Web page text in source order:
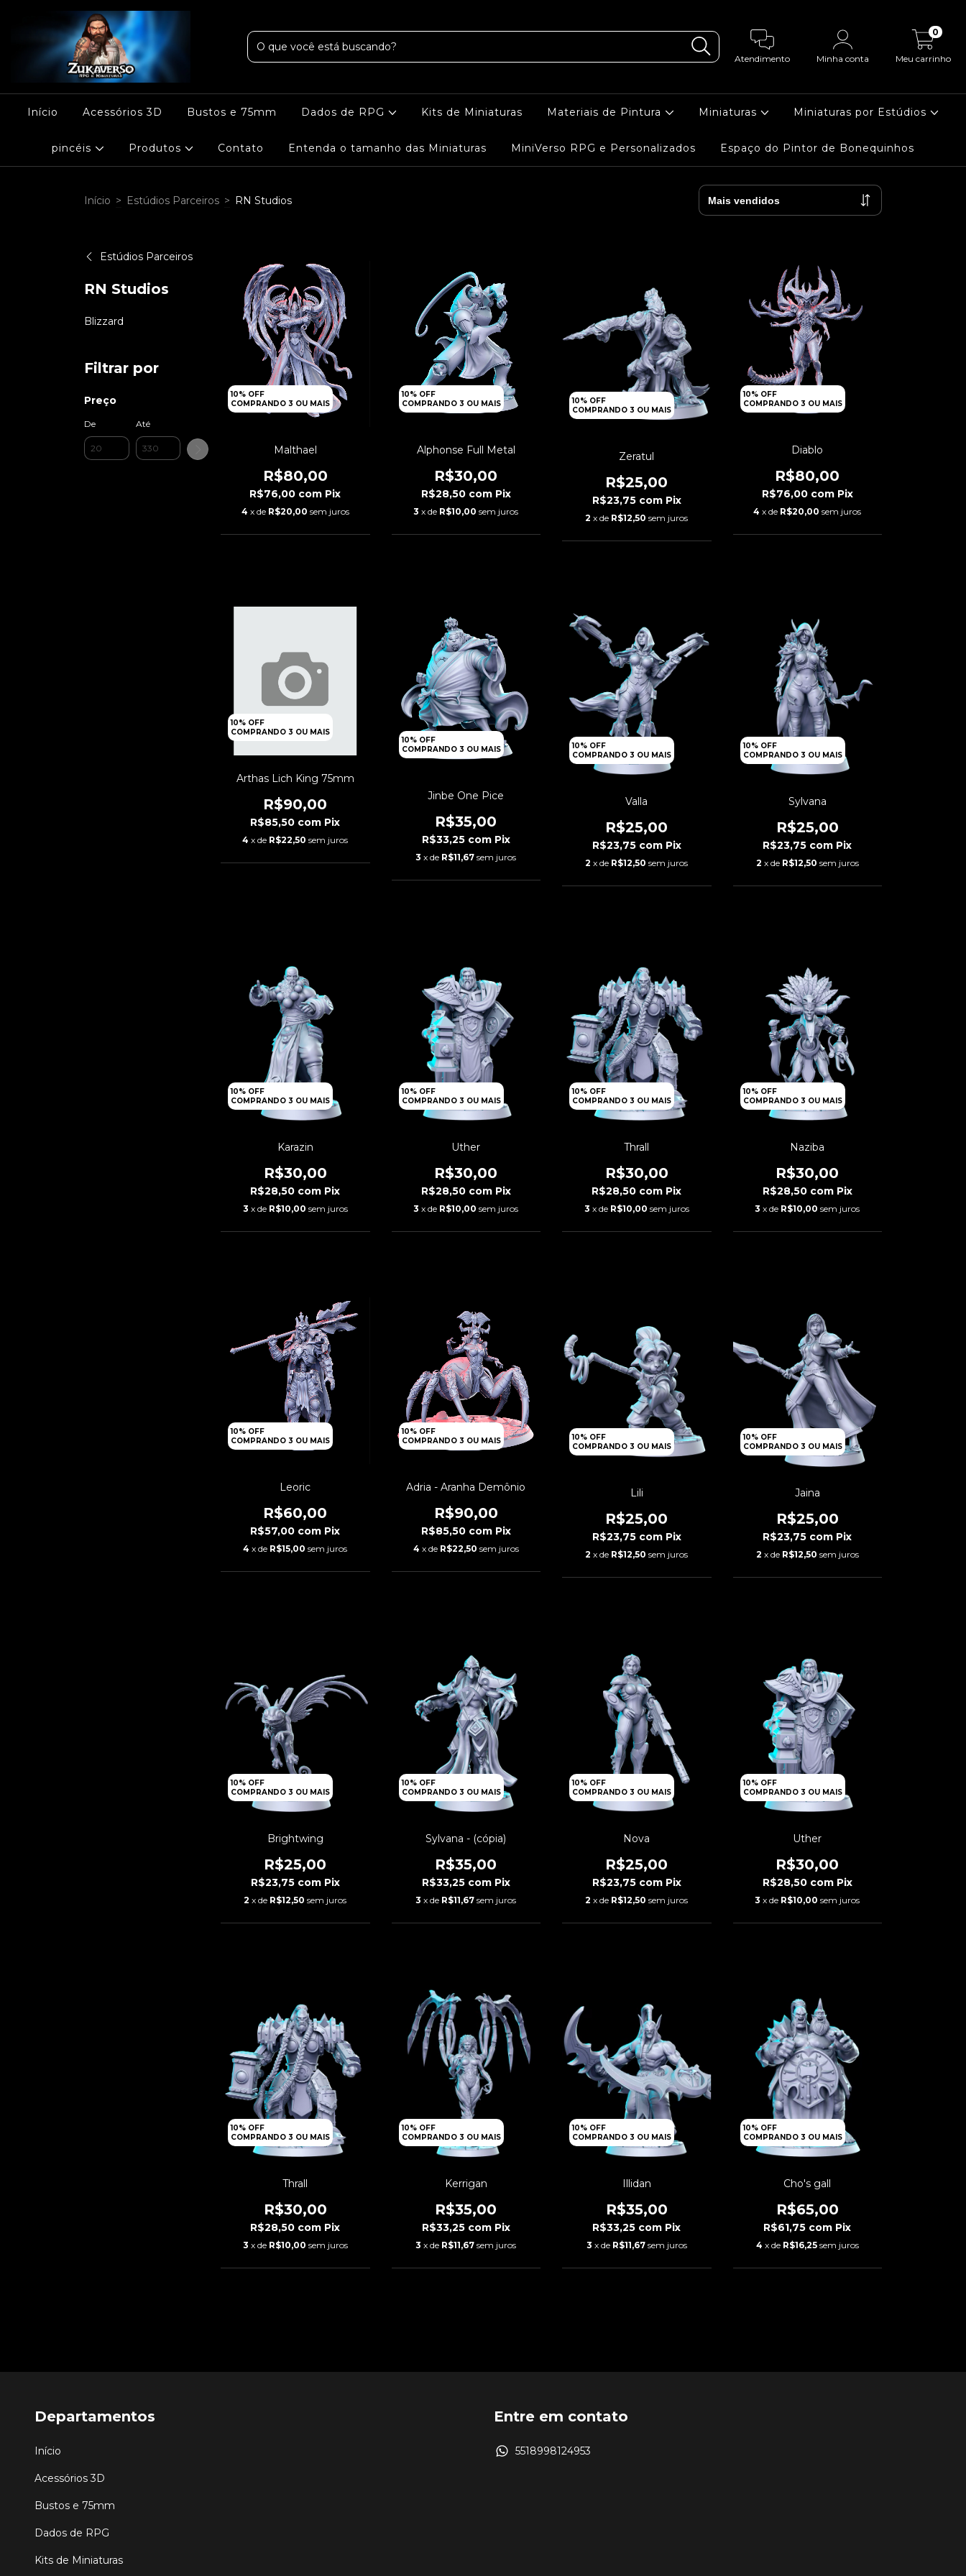
Atendimento Minha conta Meu carrinho
0
Início Acessórios 3D Bustos e 75mm Dados de RPG Kits de Miniaturas Materiais de Pintura Miniaturas Miniaturas por Estúdios
pincéis Produtos Contato Entenda o tamanho das Miniaturas MiniVerso RPG e Personalizados Espaço do Pintor de Bonequinhos
Início > Estúdios Parceiros > RN Studios
Estúdios Parceiros
RN Studios
Blizzard
Filtrar por
Preço
De Até
10% OFF
COMPRANDO 3 OU MAIS
Malthael
R$80,00
R$76,00 com Pix
4 x de R$20,00 sem juros
10% OFF
COMPRANDO 3 OU MAIS
Alphonse Full Metal
R$30,00
R$28,50 com Pix
3 x de R$10,00 sem juros
10% OFF
COMPRANDO 3 OU MAIS
Zeratul
R$25,00
R$23,75 com Pix
2 x de R$12,50 sem juros
10% OFF
COMPRANDO 3 OU MAIS
Diablo
R$80,00
R$76,00 com Pix
4 x de R$20,00 sem juros
10% OFF
COMPRANDO 3 OU MAIS
Arthas Lich King 75mm
R$90,00
R$85,50 com Pix
4 x de R$22,50 sem juros
10% OFF
COMPRANDO 3 OU MAIS
Jinbe One Pice
R$35,00
R$33,25 com Pix
3 x de R$11,67 sem juros
10% OFF
COMPRANDO 3 OU MAIS
Valla
R$25,00
R$23,75 com Pix
2 x de R$12,50 sem juros
10% OFF
COMPRANDO 3 OU MAIS
Sylvana
R$25,00
R$23,75 com Pix
2 x de R$12,50 sem juros
10% OFF
COMPRANDO 3 OU MAIS
Karazin
R$30,00
R$28,50 com Pix
3 x de R$10,00 sem juros
10% OFF
COMPRANDO 3 OU MAIS
Uther
R$30,00
R$28,50 com Pix
3 x de R$10,00 sem juros
10% OFF
COMPRANDO 3 OU MAIS
Thrall
R$30,00
R$28,50 com Pix
3 x de R$10,00 sem juros
10% OFF
COMPRANDO 3 OU MAIS
Naziba
R$30,00
R$28,50 com Pix
3 x de R$10,00 sem juros
10% OFF
COMPRANDO 3 OU MAIS
Leoric
R$60,00
R$57,00 com Pix
4 x de R$15,00 sem juros
10% OFF
COMPRANDO 3 OU MAIS
Adria - Aranha Demônio
R$90,00
R$85,50 com Pix
4 x de R$22,50 sem juros
10% OFF
COMPRANDO 3 OU MAIS
Lili
R$25,00
R$23,75 com Pix
2 x de R$12,50 sem juros
10% OFF
COMPRANDO 3 OU MAIS
Jaina
R$25,00
R$23,75 com Pix
2 x de R$12,50 sem juros
10% OFF
COMPRANDO 3 OU MAIS
Brightwing
R$25,00
R$23,75 com Pix
2 x de R$12,50 sem juros
10% OFF
COMPRANDO 3 OU MAIS
Sylvana - (cópia)
R$35,00
R$33,25 com Pix
3 x de R$11,67 sem juros
10% OFF
COMPRANDO 3 OU MAIS
Nova
R$25,00
R$23,75 com Pix
2 x de R$12,50 sem juros
10% OFF
COMPRANDO 3 OU MAIS
Uther
R$30,00
R$28,50 com Pix
3 x de R$10,00 sem juros
10% OFF
COMPRANDO 3 OU MAIS
Thrall
R$30,00
R$28,50 com Pix
3 x de R$10,00 sem juros
10% OFF
COMPRANDO 3 OU MAIS
Kerrigan
R$35,00
R$33,25 com Pix
3 x de R$11,67 sem juros
10% OFF
COMPRANDO 3 OU MAIS
Illidan
R$35,00
R$33,25 com Pix
3 x de R$11,67 sem juros
10% OFF
COMPRANDO 3 OU MAIS
Cho's gall
R$65,00
R$61,75 com Pix
4 x de R$16,25 sem juros
Departamentos
Início
Acessórios 3D
Bustos e 75mm
Dados de RPG
Kits de Miniaturas
Entre em contato
5518998124953